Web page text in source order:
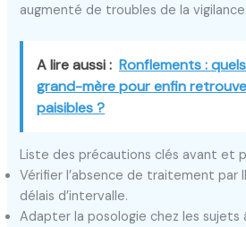
augmenté de troubles de la vigilance.
A lire aussi : Ronflements :
grand-mère pour enfin
paisibles ?
Liste des précautions clés avant et
Vérifier l’absence de traitement par
délais d’intervalle.
Adapter la posologie chez les sujets